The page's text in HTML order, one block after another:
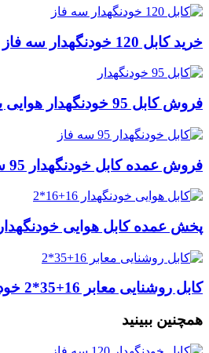
خرید کابل 120 خودنگهدار سه فاز پیشرو یزد
فروش کابل 95 خودنگهدار هوایی یزد
فروش عمده کابل خودنگهدار 95 سه فاز پیشرو یزد
پخش عمده کابل هوایی خودنگهدار 16+16*2
کابل روشنایی معابر 16+35*2 خودنگهدار
همچنین ببینید